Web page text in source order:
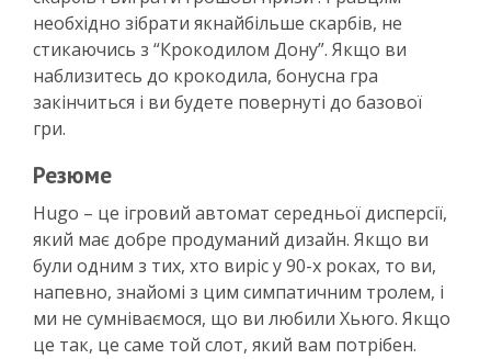
необхідно зібрати якнайбільше скарбів, не
стикаючись з “Крокодилом Дону”. Якщо ви
наблизитесь до крокодила, бонусна гра
закінчиться і ви будете повернуті до базової
гри.
Резюме
Hugo – це ігровий автомат середньої дисперсії,
який має добре продуманий дизайн. Якщо ви
були одним з тих, хто виріс у 90-х роках, то ви,
напевно, знайомі з цим симпатичним тролем, і
ми не сумніваємося, що ви любили Хьюго. Якщо
це так, це саме той слот, який вам потрібен.